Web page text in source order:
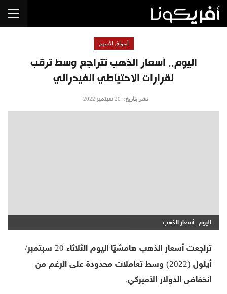
اليوم.. أسعار الذهب تتراجع وسط ترقب
لقرارات الاحتياطي الفيدرالي
أسواق الأسهم
نشر بتاريخ: 20 سبتمبر 2022
اليوم.. أسعار الذهب
تراجعت أسعار الذهب هامشيًا اليوم الثلاثاء 20 سبتمبر/
أيلول (2022) وسط تعاملات محدودة على الرغم من
انخفاض الدولار الأميركي.